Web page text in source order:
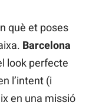
què et poses
Barcelona
look perfecte
l’intent (i
en una missió